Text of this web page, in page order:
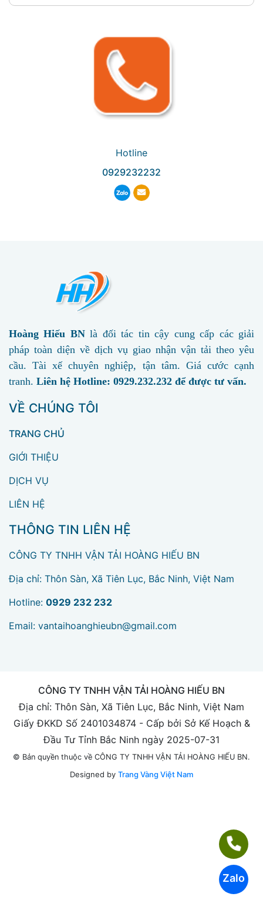
Zalo
Hotline
0929232232
Hoàng Hiếu BNlà đối tác tin cậy cung cấp các giải
pháp toàn diện về dịch vụ giao nhận vận tải theo yêu
cầu. Tài xế chuyên nghiệp, tận tâm. Giá cước cạnh
tranh. Liên hệ Hotline: 0929.232.232 để được tư vấn.
VỀ CHÚNG TÔI
TRANG CHỦ
GIỚI THIỆU
DỊCH VỤ
LIÊN HỆ
THÔNG TIN LIÊN HỆ
CÔNG TY TNHH VẬN TẢI HOÀNG HIẾU BN
Địa chỉ: Thôn Sàn, Xã Tiên Lục, Bắc Ninh, Việt Nam
Hotline: 0929 232 232
Email: vantaihoanghieubn@gmail.com
CÔNG TY TNHH VẬN TẢI HOÀNG HIẾU BN
Địa chỉ: Thôn Sàn, Xã Tiên Lục, Bắc Ninh, Việt Nam
Giấy ĐKKD Số 2401034874 - Cấp bởi Sở Kế Hoạch &
Đầu Tư Tỉnh Bắc Ninh ngày 2025-07-31
© Bản quyền thuộc về CÔNG TY TNHH VẬN TẢI HOÀNG HIẾU BN.
Designed by Trang Vàng Việt Nam